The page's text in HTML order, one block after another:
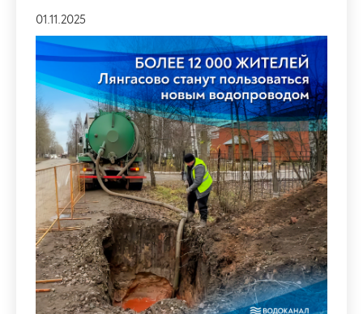
01.11.2025